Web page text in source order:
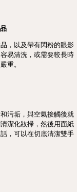
，以及帶有閃粉的眼影
易清洗，或需要較長時
重。
污垢，與空氣接觸後就
潔化妝掃，然後用面紙
，可以在切底清潔雙手